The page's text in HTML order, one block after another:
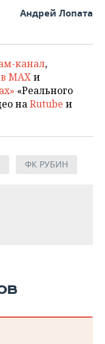
Андрей Лопата
канал,
MAXи
«Реального
наRutube и
ФК РУБИН